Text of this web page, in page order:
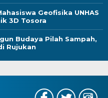
Geofisika UNHAS
3D Tosora
Budaya Pilah Sampah,
Rujukan